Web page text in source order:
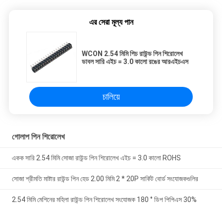
এর সেরা মূল্য পান
WCON 2.54 মিমি পিচ রাউন্ড পিন শিরোলেখ
ডাবল সারি এইচ = 3.0 কালো রঙের আরএইচএস
চালিয়ে
গোলাপ পিন শিরোলেখ
একক সারি 2.54 মিমি সোজা রাউন্ড পিন শিরোলেখ এইচ = 3.0 কালো ROHS
সোজা শ্রীমতি মাষ্টার রাউন্ড পিন হেড 2.00 মিমি 2 * 20P সার্কিট বোর্ড সংযোজকগুলির
2.54 মিমি মেশিনের মহিলা রাউন্ড পিন শিরোলেখ সংযোজক 180 ° ডিপ পিপিএস 30%